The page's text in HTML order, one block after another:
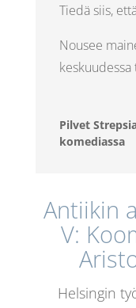
Tiedä siis,
Nousee
keskuudessa
Pilvet
komediassa
Antiikin
V:
Helsingin